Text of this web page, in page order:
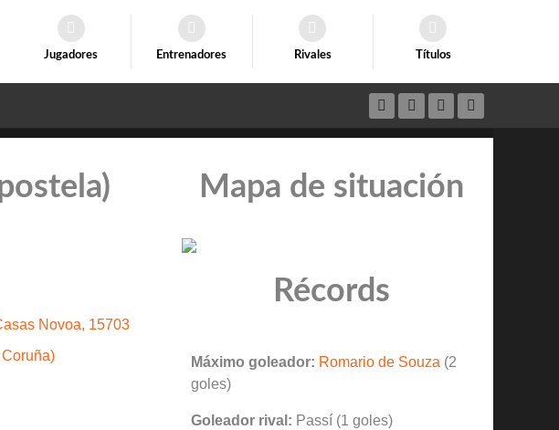
Jugadores Entrenadores Rivales Títulos
Novoa, 15703
Mapa de situación
Récords
Máximo goleador: Romario de Souza (2
goles)
Goleador rival: Passí (1 goles)